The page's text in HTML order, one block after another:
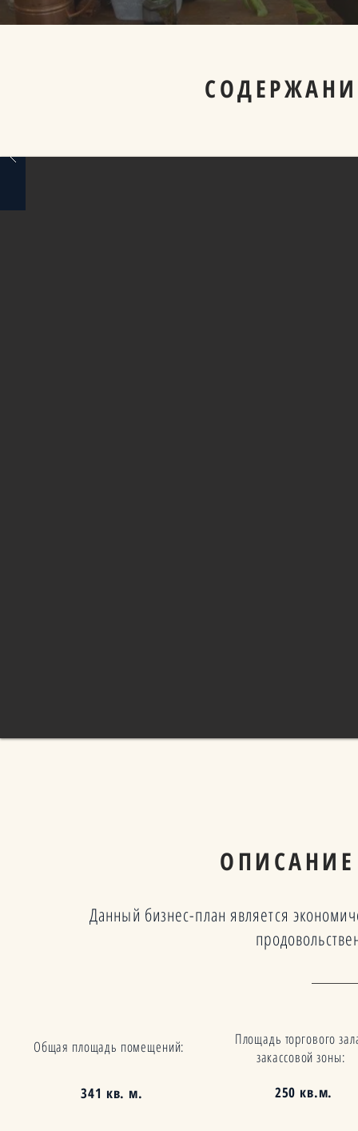
Данный бизнес-план является
Общая площадь помещений:
341 кв. м.
Площадь торгового
закассовой зоны:
250 кв.м.